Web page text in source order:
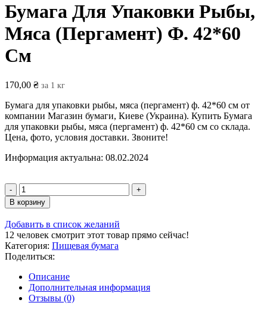
Бумага Для Упаковки Рыбы,
Мяса (Пергамент) Ф. 42*60
См
170,00 ₴ за 1 кг
Бумага для упаковки рыбы, мяса (пергамент) ф. 42*60 см от
компании Магазин бумаги, Киеве (Украина). Купить Бумага
для упаковки рыбы, мяса (пергамент) ф. 42*60 см со склада.
Цена, фото, условия доставки. Звоните!
Информация актуальна: 08.02.2024
В корзину
Добавить в список желаний
12 человек смотрит этот товар прямо сейчас!
Категория: Пищевая бумага
Поделиться:
Описание
Дополнительная информация
Отзывы (0)